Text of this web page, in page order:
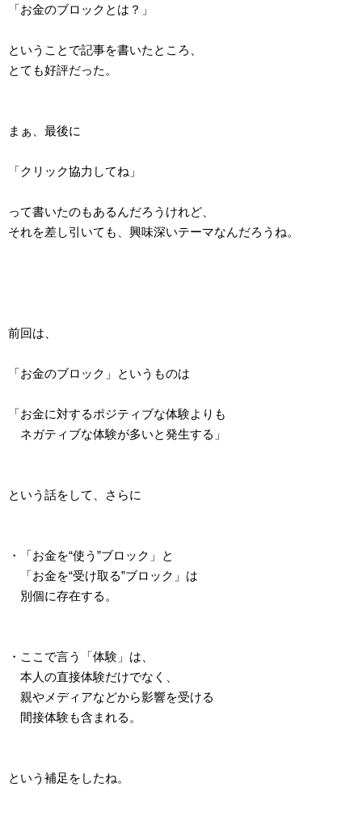
「お金のブロックとは？」
ということで記事を書いたところ、
とても好評だった。
まぁ、最後に
「クリック協力してね」
って書いたのもあるんだろうけれど、
それを差し引いても、興味深いテーマなんだろうね。
前回は、
「お金のブロック」というものは
「お金に対するポジティブな体験よりも
ネガティブな体験が多いと発生する」
という話をして、さらに
・「お金を“使う”ブロック」と
「お金を“受け取る”ブロック」は
別個に存在する。
・ここで言う「体験」は、
本人の直接体験だけでなく、
親やメディアなどから影響を受ける
間接体験も含まれる。
という補足をしたね。